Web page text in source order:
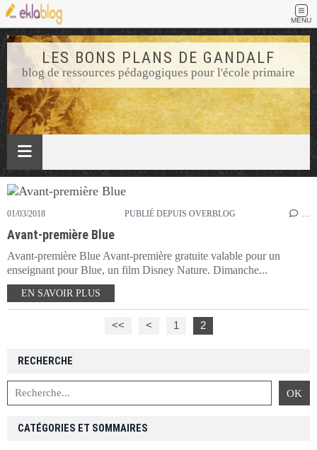
MENU
LES BONS PLANS DE GANDALF
blog de ressources pédagogiques pour l'école primaire
01/03/2018 PUBLIÉ DEPUIS OVERBLOG …
Avant-première Blue
Avant-première Blue Avant-première gratuite valable pour un
enseignant pour Blue, un film Disney Nature. Dimanche...
EN SAVOIR PLUS
<< < 1 2
RECHERCHE
CATÉGORIES ET SOMMAIRES